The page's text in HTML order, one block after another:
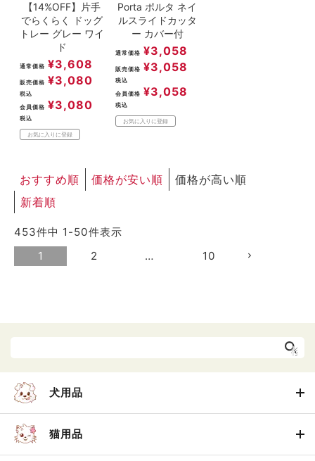
【14%OFF】片手
でらくらく ドッグ
トレー グレー ワイ
ド
通常価格 ¥3,608
販売価格 ¥3,080
税込
会員価格 ¥3,080
税込
お気に入りに登録
Porta ポルタ ネイ
ルスライドカッタ
ー カバー付
通常価格 ¥3,058
販売価格 ¥3,058
税込
会員価格 ¥3,058
税込
お気に入りに登録
おすすめ順 価格が安い順
価格が高い順
新着順
453件中 1 -50件表示
1
2 … 10
犬用品
猫用品